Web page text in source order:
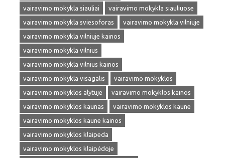
vairavimo mokykla siauliai
vairavimo mokykla siauliuose
vairavimo mokykla sviesoforas
vairavimo mokykla vilniuje
vairavimo mokykla vilniuje kainos
vairavimo mokykla vilnius
vairavimo mokykla vilnius kainos
vairavimo mokykla visagalis
vairavimo mokyklos
vairavimo mokyklos alytuje
vairavimo mokyklos kainos
vairavimo mokyklos kaunas
vairavimo mokyklos kaune
vairavimo mokyklos kaune kainos
vairavimo mokyklos klaipeda
vairavimo mokyklos klaipėdoje